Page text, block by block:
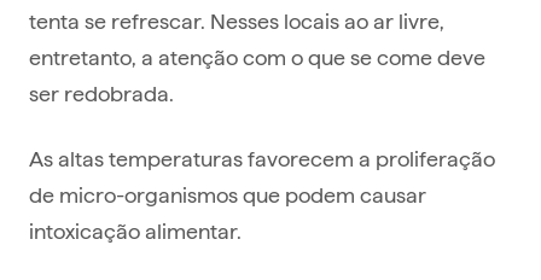
tenta se refrescar. Nesses locais ao ar livre,
entretanto, a atenção com o que se come deve
ser redobrada.
As altas temperaturas favorecem a proliferação
de micro-organismos que podem causar
intoxicação alimentar.